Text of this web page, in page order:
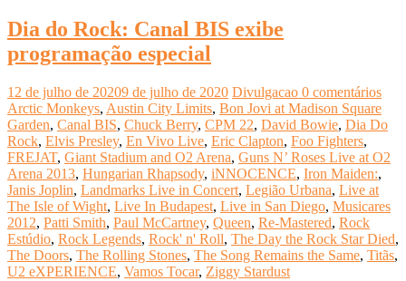
Dia do Rock: Canal BIS exibe
programação especial
12 de julho de 20209 de julho de 2020 Divulgacao 0 comentários
Arctic Monkeys, Austin City Limits, Bon Jovi at Madison Square
Garden, Canal BIS, Chuck Berry, CPM 22, David Bowie, Dia Do
Rock, Elvis Presley, En Vivo Live, Eric Clapton, Foo Fighters,
FREJAT, Giant Stadium and O2 Arena, Guns N’ Roses Live at O2
Arena 2013, Hungarian Rhapsody, iNNOCENCE, Iron Maiden:,
Janis Joplin, Landmarks Live in Concert, Legião Urbana, Live at
The Isle of Wight, Live In Budapest, Live in San Diego, Musicares
2012, Patti Smith, Paul McCartney, Queen, Re-Mastered, Rock
Estúdio, Rock Legends, Rock' n' Roll, The Day the Rock Star Died,
The Doors, The Rolling Stones, The Song Remains the Same, Titãs,
U2 eXPERIENCE, Vamos Tocar, Ziggy Stardust